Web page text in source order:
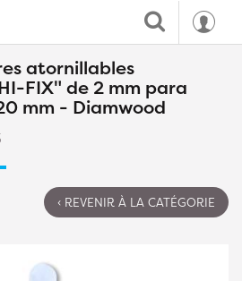
atornillables
FIX" de 2 mm para
mm - Diamwood
‹ REVENIR À LA CATÉGORIE